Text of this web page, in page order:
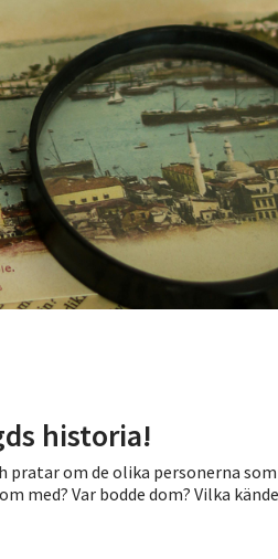
historia!
om de olika personerna
med? Var bodde dom? Vilka